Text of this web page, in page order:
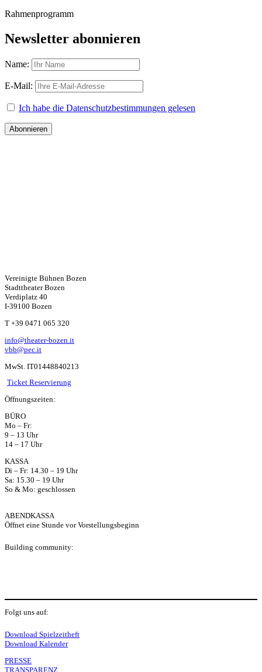
Rahmenprogramm
Newsletter abonnieren
Name:
E-Mail:
Ich habe die Datenschutzbestimmungen gelesen
Vereinigte Bühnen Bozen
Stadttheater Bozen
Verdiplatz 40
I-39100 Bozen
T +39 0471 065 320
info@theater-bozen.it
vbb@pec.it
MwSt. IT01448840213
W
ha
ts
ap
p
Ticket Reservierung
Öffnungszeiten:
BÜRO
Mo – Fr:
9 – 13 Uhr
14 – 17 Uhr
KASSA
Di – Fr: 14.30 – 19 Uhr
Sa: 15.30 – 19 Uhr
So & Mo: geschlossen
ABENDKASSA
Öffnet eine Stunde vor Vorstellungsbeginn
Building community:
P
Folgt uns auf:
Y
Download Spielzeitheft
Download Kalender
PRESSE
TRANSPARENZ